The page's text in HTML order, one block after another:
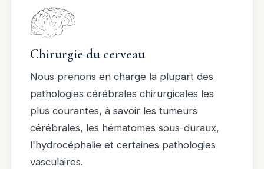
Chirurgie du cerveau
Nous prenons en charge la plupart des
pathologies cérébrales chirurgicales les
plus courantes, à savoir les tumeurs
cérébrales, les hématomes sous-duraux,
l'hydrocéphalie et certaines pathologies
vasculaires.